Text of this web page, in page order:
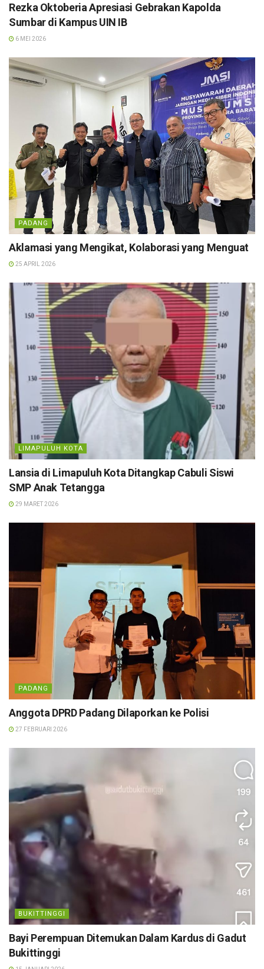
Rezka Oktoberia Apresiasi Gebrakan Kapolda
Sumbar di Kampus UIN IB
6 MEI 2026
PADANG
Aklamasi yang Mengikat, Kolaborasi yang Menguat
25 APRIL 2026
LIMAPULUH KOTA
Lansia di Limapuluh Kota Ditangkap Cabuli Siswi
SMP Anak Tetangga
29 MARET 2026
PADANG
Anggota DPRD Padang Dilaporkan ke Polisi
27 FEBRUARI 2026
BUKITTINGGI
Bayi Perempuan Ditemukan Dalam Kardus di Gadut
Bukittinggi